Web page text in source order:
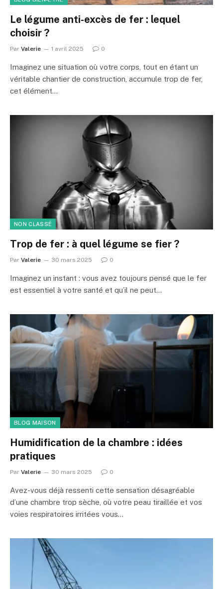
Le légume anti-excès de fer : lequel
choisir ?
Par Valerie 1 avril 2025 0
Imaginez une situation où votre corps, tout en étant un
véritable chantier de construction, accumule trop de fer,
cet élément…
NON CLASSÉ
Trop de fer : à quel légume se fier ?
Par Valerie 30 mars 2025 0
Imaginez un instant : vous avez toujours pensé que le fer
est essentiel à votre santé et qu’il ne peut…
BLOG MAISON
Humidification de la chambre : idées
pratiques
Par Valerie 30 mars 2025 0
Avez-vous déjà ressenti cette sensation désagréable
d’une chambre trop sèche, où votre peau tiraillée et vos
voies respiratoires irritées vous…